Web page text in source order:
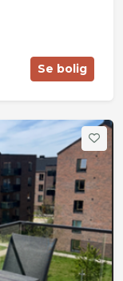
Se bolig